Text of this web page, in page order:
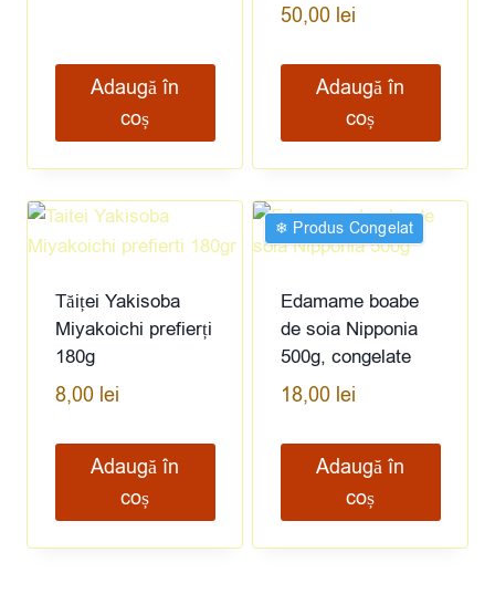
Adaugă în
coș
50,00 lei
Adaugă în
coș
Tăiței Yakisoba
Miyakoichi prefierți
180g
8,00 lei
Adaugă în
coș
❄︎ Produs Congelat
Edamame boabe
de soia Nipponia
500g, congelate
18,00 lei
Adaugă în
coș